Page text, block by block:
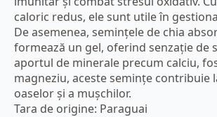
caloric redus, ele sunt utile în
De asemenea, semințele de chia
formează un gel, oferind senzație de
aportul de minerale precum calciu,
magneziu, aceste semințe contribuie
oaselor și a mușchilor.
Tara de origine: Paraguai